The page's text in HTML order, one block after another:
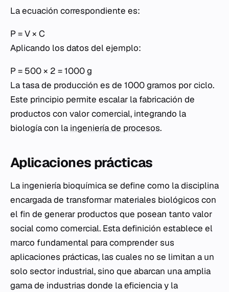
La ecuación correspondiente es:
P = V × C
Aplicando los datos del ejemplo:
P = 500 × 2 = 1000 g
La tasa de producción es de 1000 gramos por ciclo.
Este principio permite escalar la fabricación de
productos con valor comercial, integrando la
biología con la ingeniería de procesos.
Aplicaciones prácticas
La ingeniería bioquímica se define como la disciplina
encargada de transformar materiales biológicos con
el fin de generar productos que posean tanto valor
social como comercial. Esta definición establece el
marco fundamental para comprender sus
aplicaciones prácticas, las cuales no se limitan a un
solo sector industrial, sino que abarcan una amplia
gama de industrias donde la eficiencia y la